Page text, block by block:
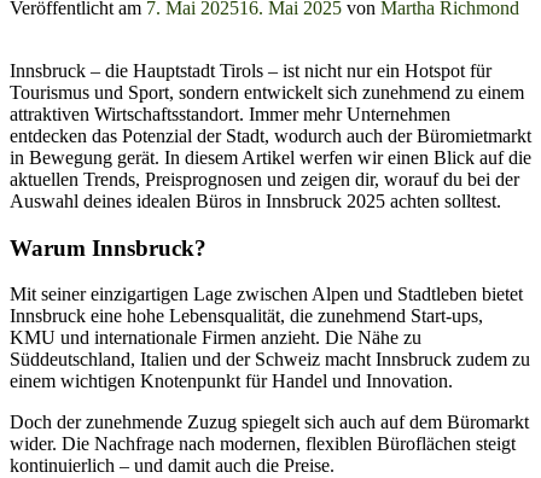
Veröffentlicht am 7. Mai 202516. Mai 2025 von Martha Richmond
Innsbruck – die Hauptstadt Tirols – ist nicht nur ein Hotspot für
Tourismus und Sport, sondern entwickelt sich zunehmend zu einem
attraktiven Wirtschaftsstandort. Immer mehr Unternehmen
entdecken das Potenzial der Stadt, wodurch auch der Büromietmarkt
in Bewegung gerät. In diesem Artikel werfen wir einen Blick auf die
aktuellen Trends, Preisprognosen und zeigen dir, worauf du bei der
Auswahl deines idealen Büros in Innsbruck 2025 achten solltest.
Warum Innsbruck?
Mit seiner einzigartigen Lage zwischen Alpen und Stadtleben bietet
Innsbruck eine hohe Lebensqualität, die zunehmend Start-ups,
KMU und internationale Firmen anzieht. Die Nähe zu
Süddeutschland, Italien und der Schweiz macht Innsbruck zudem zu
einem wichtigen Knotenpunkt für Handel und Innovation.
Doch der zunehmende Zuzug spiegelt sich auch auf dem Büromarkt
wider. Die Nachfrage nach modernen, flexiblen Büroflächen steigt
kontinuierlich – und damit auch die Preise.